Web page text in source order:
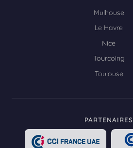
Mulhouse
Le Havre
Nice
Tourcoing
Toulouse
PARTENAIRES